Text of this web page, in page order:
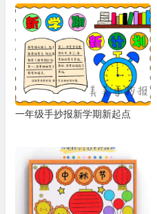
一年级手抄报新学期新起点